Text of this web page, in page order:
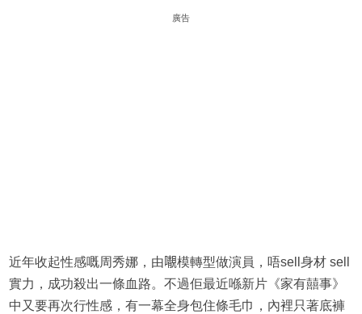
廣告
近年收起性感嘅周秀娜，由𡃁模轉型做演員，唔sell身材 sell
實力，成功殺出一條血路。不過佢最近喺新片《家有囍事》
中又要再次行性感，有一幕全身包住條毛巾，內裡只著底褲